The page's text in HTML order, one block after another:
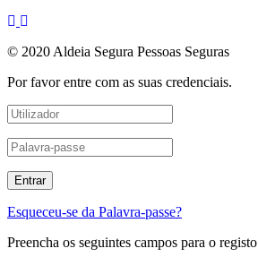
© 2020 Aldeia Segura Pessoas Seguras
Por favor entre com as suas credenciais.
Esqueceu-se da Palavra-passe?
Preencha os seguintes campos para o registo